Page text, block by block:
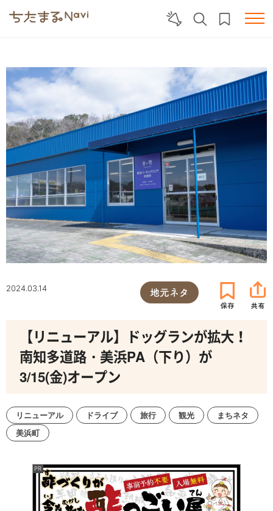
2024.03.14 地元ネタ
【リニューアル】ドッグランが拡大！
南知多道路・美浜PA（下り）が
3/15(金)オープン
リニューアル ドライブ 旅行 観光
まちネタ
美浜町